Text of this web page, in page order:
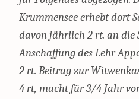
Krummensee erhebt dort
davon jährlich 2 rt. an die
Anschaffung des Lehr
2 rt. Beitrag zur
4 rt, macht für 3/4 Jahr